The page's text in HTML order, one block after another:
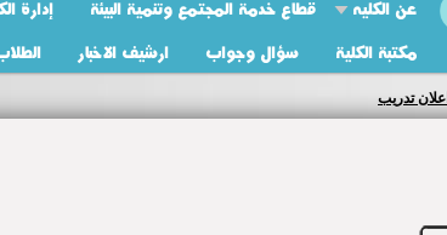
عن الكليه قطاع خدمة المجتمع وتنمية البيئة إدارة
مكتبة الكلية
سؤال وجواب ارشيف الاخبار
اعلان تدريب